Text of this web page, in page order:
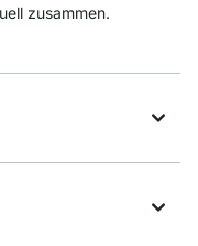
zusammen.